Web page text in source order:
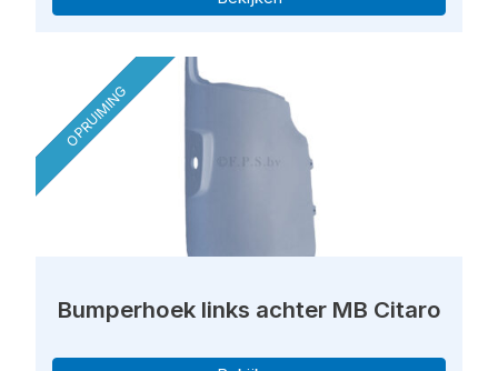
OPRUIMING
Bumperhoek links achter MB Citaro